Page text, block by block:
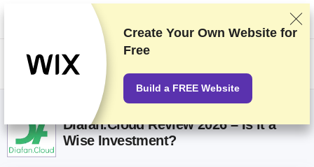
We rank vendors based on rigorous testing and research, but also take
into account your feedback and our commercial agreements with
providers. This page contains affiliate links. Advertising Disclosure
Diafan.Cloud Review 2026 – Is it a
Wise Investment?
Create Your Own Website for
Free
Build a FREE Website